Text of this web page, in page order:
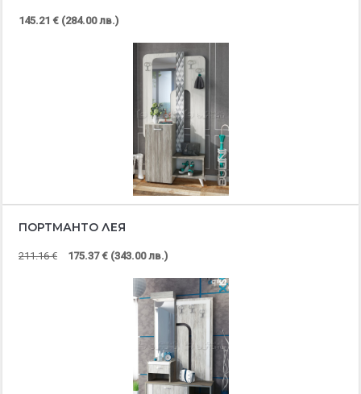
145.21 € (284.00 лв.)
ПОРТМАНТО ЛЕЯ
211.16 € 175.37 € (343.00 лв.)